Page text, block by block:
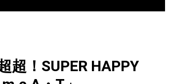
超！SUPER HAPPY